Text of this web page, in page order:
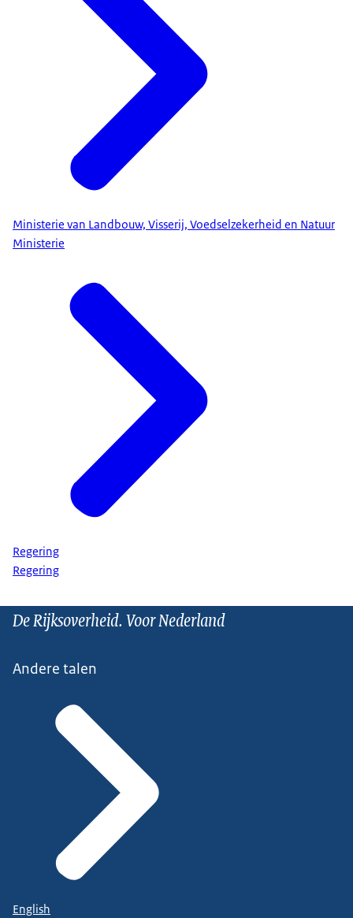
Ministerie van Landbouw, Visserij, Voedselzekerheid en Natuur
Ministerie
Regering
Regering
De Rijksoverheid. Voor Nederland
Andere talen
English